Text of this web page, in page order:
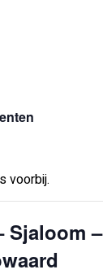
voorbij.
Sjaloom –